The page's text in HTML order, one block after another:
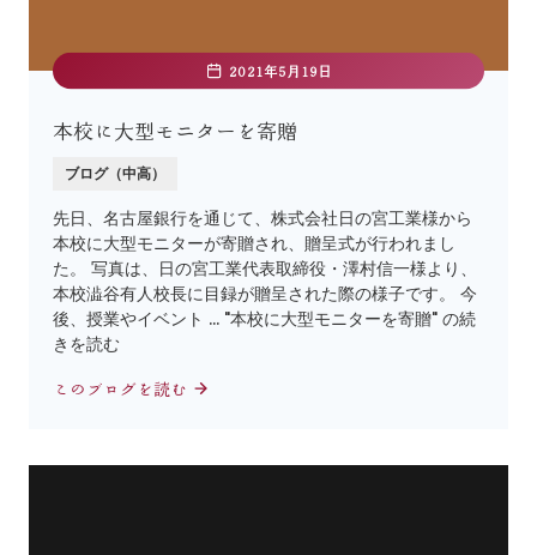
2021年5月19日
本校に大型モニターを寄贈
ブログ（中高）
先日、名古屋銀行を通じて、株式会社日の宮工業様から
本校に大型モニターが寄贈され、贈呈式が行われまし
た。 写真は、日の宮工業代表取締役・澤村信一様より、
本校澁谷有人校長に目録が贈呈された際の様子です。 今
後、授業やイベント … "本校に大型モニターを寄贈" の続
きを読む
このブログを読む